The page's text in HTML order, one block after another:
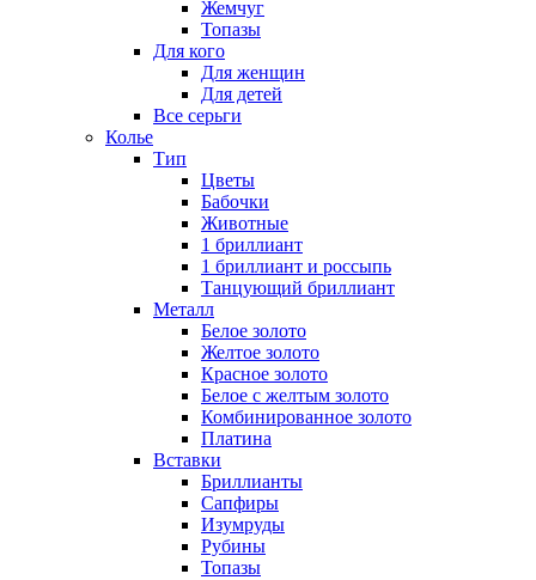
Жемчуг
Топазы
Для кого
Для женщин
Для детей
Все серьги
Колье
Тип
Цветы
Бабочки
Животные
1 бриллиант
1 бриллиант и россыпь
Танцующий бриллиант
Металл
Белое золото
Желтое золото
Красное золото
Белое с желтым золото
Комбинированное золото
Платина
Вставки
Бриллианты
Сапфиры
Изумруды
Рубины
Топазы